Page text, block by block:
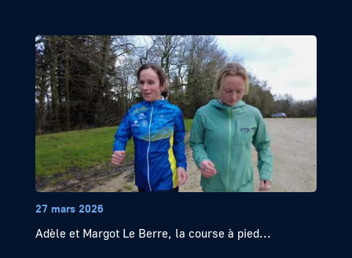
27 mars 2026
Adèle et Margot Le Berre, la course à pied...